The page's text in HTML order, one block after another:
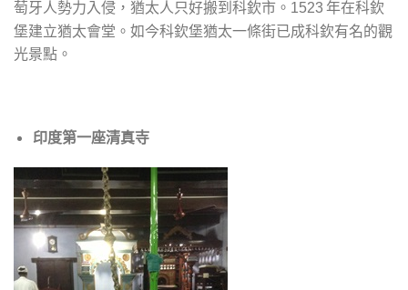
萄牙人勢力入侵，猶太人只好搬到科欽市。 1523 年在科欽
堡建立猶太會堂。如今科欽堡猶太一條街已成科欽有名的觀
光景點。
印度第一座清真寺